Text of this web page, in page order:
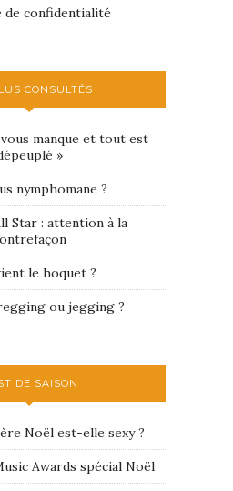
de confidentialité
CONSULTÉS
manque et tout est
»
nymphomane ?
Star : attention à la
le hoquet ?
ou jegging ?
DE SAISON
Noël est-elle sexy ?
Awards spécial Noël